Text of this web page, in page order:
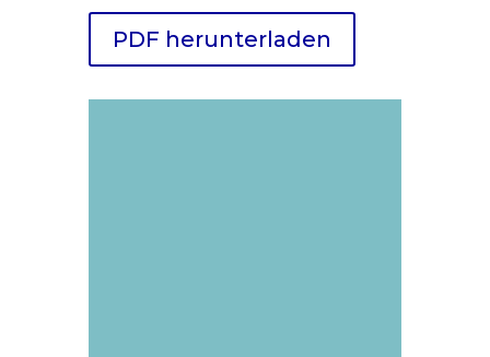
PDF herunterladen